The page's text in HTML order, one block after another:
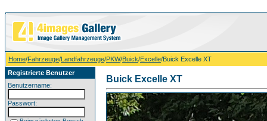
Home/Fahrzeuge/Landfahrzeuge/PKW/Buick/Excelle/Buick Excelle XT
Registrierte Benutzer
Benutzername:
Passwort:
Buick Excelle XT